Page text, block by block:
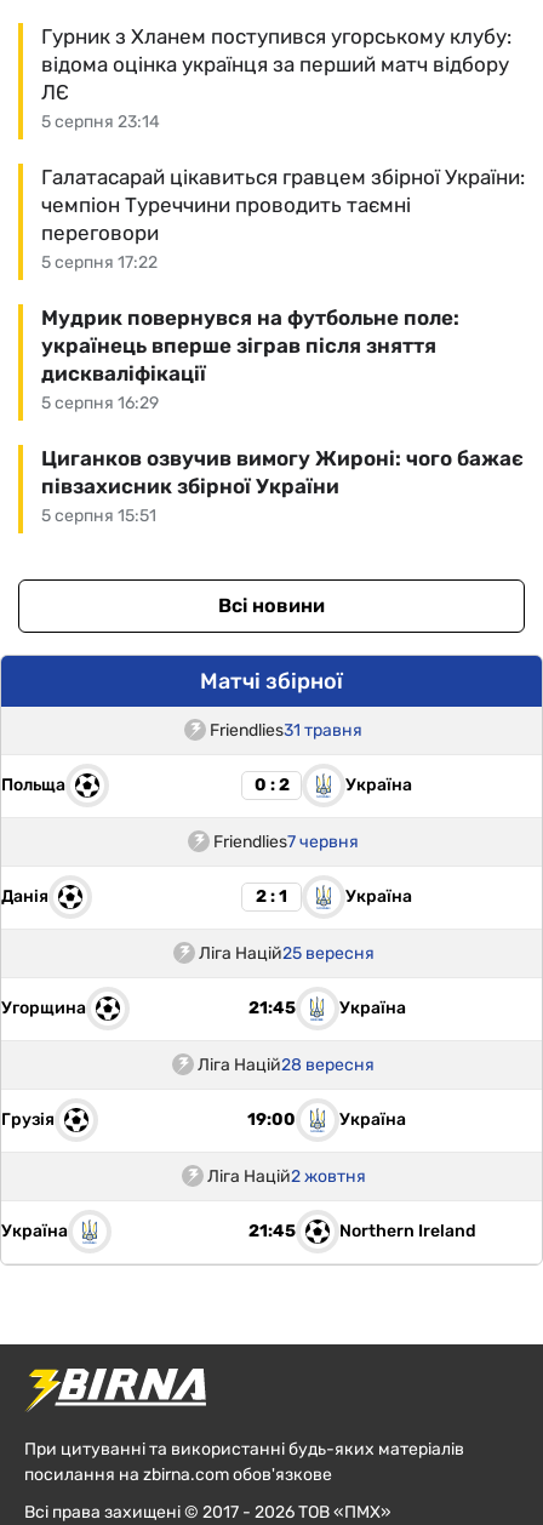
5 серпня 23:14
Гурник з Хланем поступився угорському клубу:
відома оцінка українця за перший матч відбору
ЛЄ
5 серпня 17:22
Галатасарай цікавиться гравцем збірної України:
чемпіон Туреччини проводить таємні
переговори
5 серпня 16:29
Мудрик повернувся на футбольне поле:
українець вперше зіграв після зняття
дискваліфікації
5 серпня 15:51
Циганков озвучив вимогу Жироні: чого бажає
півзахисник збірної України
Всі новини
Матчі збірної
Friendlies31 травня
Польща 0 : 2 Україна
Friendlies7 червня
Данія 2 : 1 Україна
Ліга Націй25 вересня
Угорщина 21:45 Україна
Ліга Націй28 вересня
Грузія 19:00 Україна
Ліга Націй2 жовтня
Україна 21:45 Northern Ireland
При цитуванні та використанні будь-яких матеріалів
посилання на zbirna.com обов'язкове
Всі права захищені © 2017 - 2026 ТОВ «ПМХ»